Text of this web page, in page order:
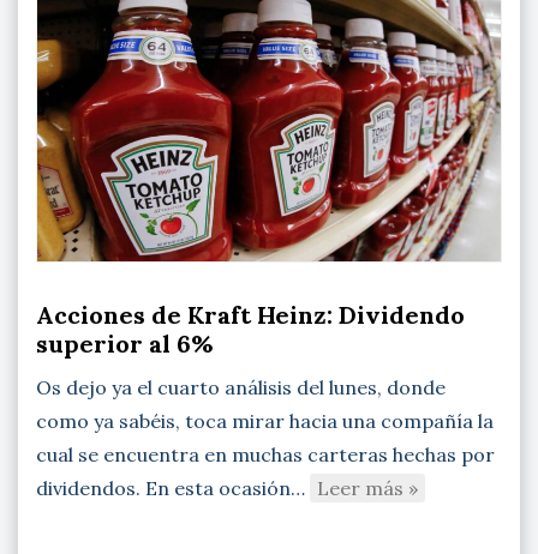
Acciones de Kraft Heinz: Dividendo
superior al 6%
Os dejo ya el cuarto análisis del lunes, donde
como ya sabéis, toca mirar hacia una compañía la
cual se encuentra en muchas carteras hechas por
dividendos. En esta ocasión… Leer más »